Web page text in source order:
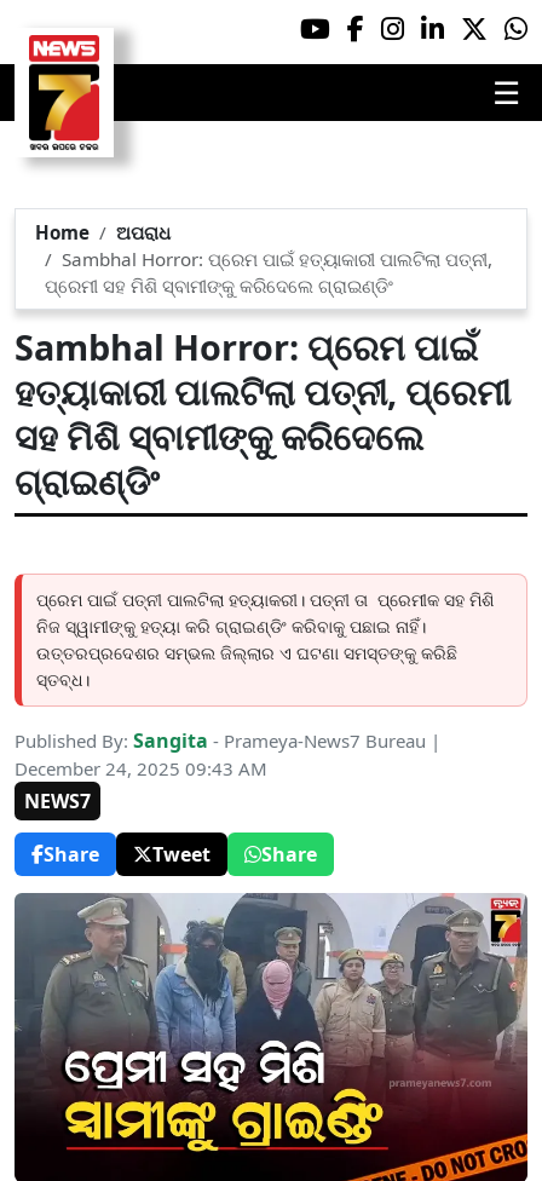
☰
Home
ଅପରାଧ
Sambhal Horror: ପ୍ରେମ ପାଇଁ ହତ୍ୟାକାରୀ ପାଲଟିଲା ପତ୍ନୀ,
ପ୍ରେମୀ ସହ ମିଶି ସ୍ବାମୀଙ୍କୁ କରିଦେଲେ ଗ୍ରାଇଣ୍ଡିଂ
Sambhal Horror: ପ୍ରେମ ପାଇଁ
ହତ୍ୟାକାରୀ ପାଲଟିଲା ପତ୍ନୀ, ପ୍ରେମୀ
ସହ ମିଶି ସ୍ବାମୀଙ୍କୁ କରିଦେଲେ
ଗ୍ରାଇଣ୍ଡିଂ
ପ୍ରେମ ପାଇଁ ପତ୍ନୀ ପାଲଟିଲା ହତ୍ୟାକରୀ। ପତ୍ନୀ ତା ପ୍ରେମୀକ ସହ ମିଶି
ନିଜ ସ୍ୱାମୀଙ୍କୁ ହତ୍ୟା କରି ଗ୍ରାଇଣ୍ଡିଂ କରିବାକୁ ପଛାଇ ନାହିଁ।
ଉତ୍ତରପ୍ରଦେଶର ସମ୍ଭଲ ଜିଲ୍ଲାର ଏ ଘଟଣା ସମସ୍ତଙ୍କୁ କରିଛି
ସ୍ତବ୍ଧ।
Published By: Sangita - Prameya-News7 Bureau |
December 24, 2025 09:43 AM
NEWS7
Share
Tweet Share